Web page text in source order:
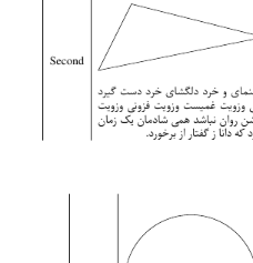
begin{tabular
&
		\
parbox
\mytkz}
		} &